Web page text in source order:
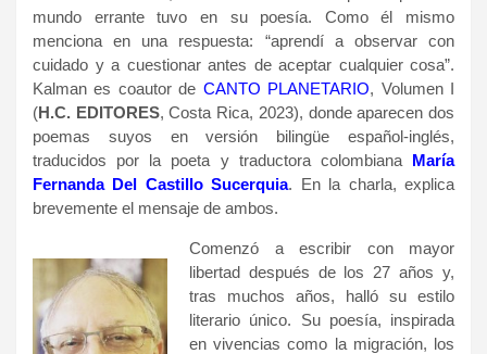
mundo errante tuvo en su poesía. Como él mismo
menciona en una respuesta: “aprendí a observar con
cuidado y a cuestionar antes de aceptar cualquier cosa”.
Kalman es coautor de CANTO PLANETARIO, Volumen I
(H.C. EDITORES, Costa Rica, 2023), donde aparecen dos
poemas suyos en versión bilingüe español-inglés,
traducidos por la poeta y traductora colombiana María
Fernanda Del Castillo Sucerquia. En la charla, explica
brevemente el mensaje de ambos.
Comenzó a escribir con mayor
libertad después de los 27 años y,
tras muchos años, halló su estilo
literario único. Su poesía, inspirada
en vivencias como la migración, los